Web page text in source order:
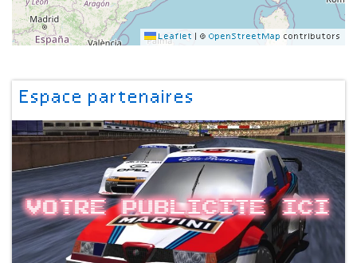
Leaflet © OpenStreetMap contributors
Espace partenaires
Votre publicite ici